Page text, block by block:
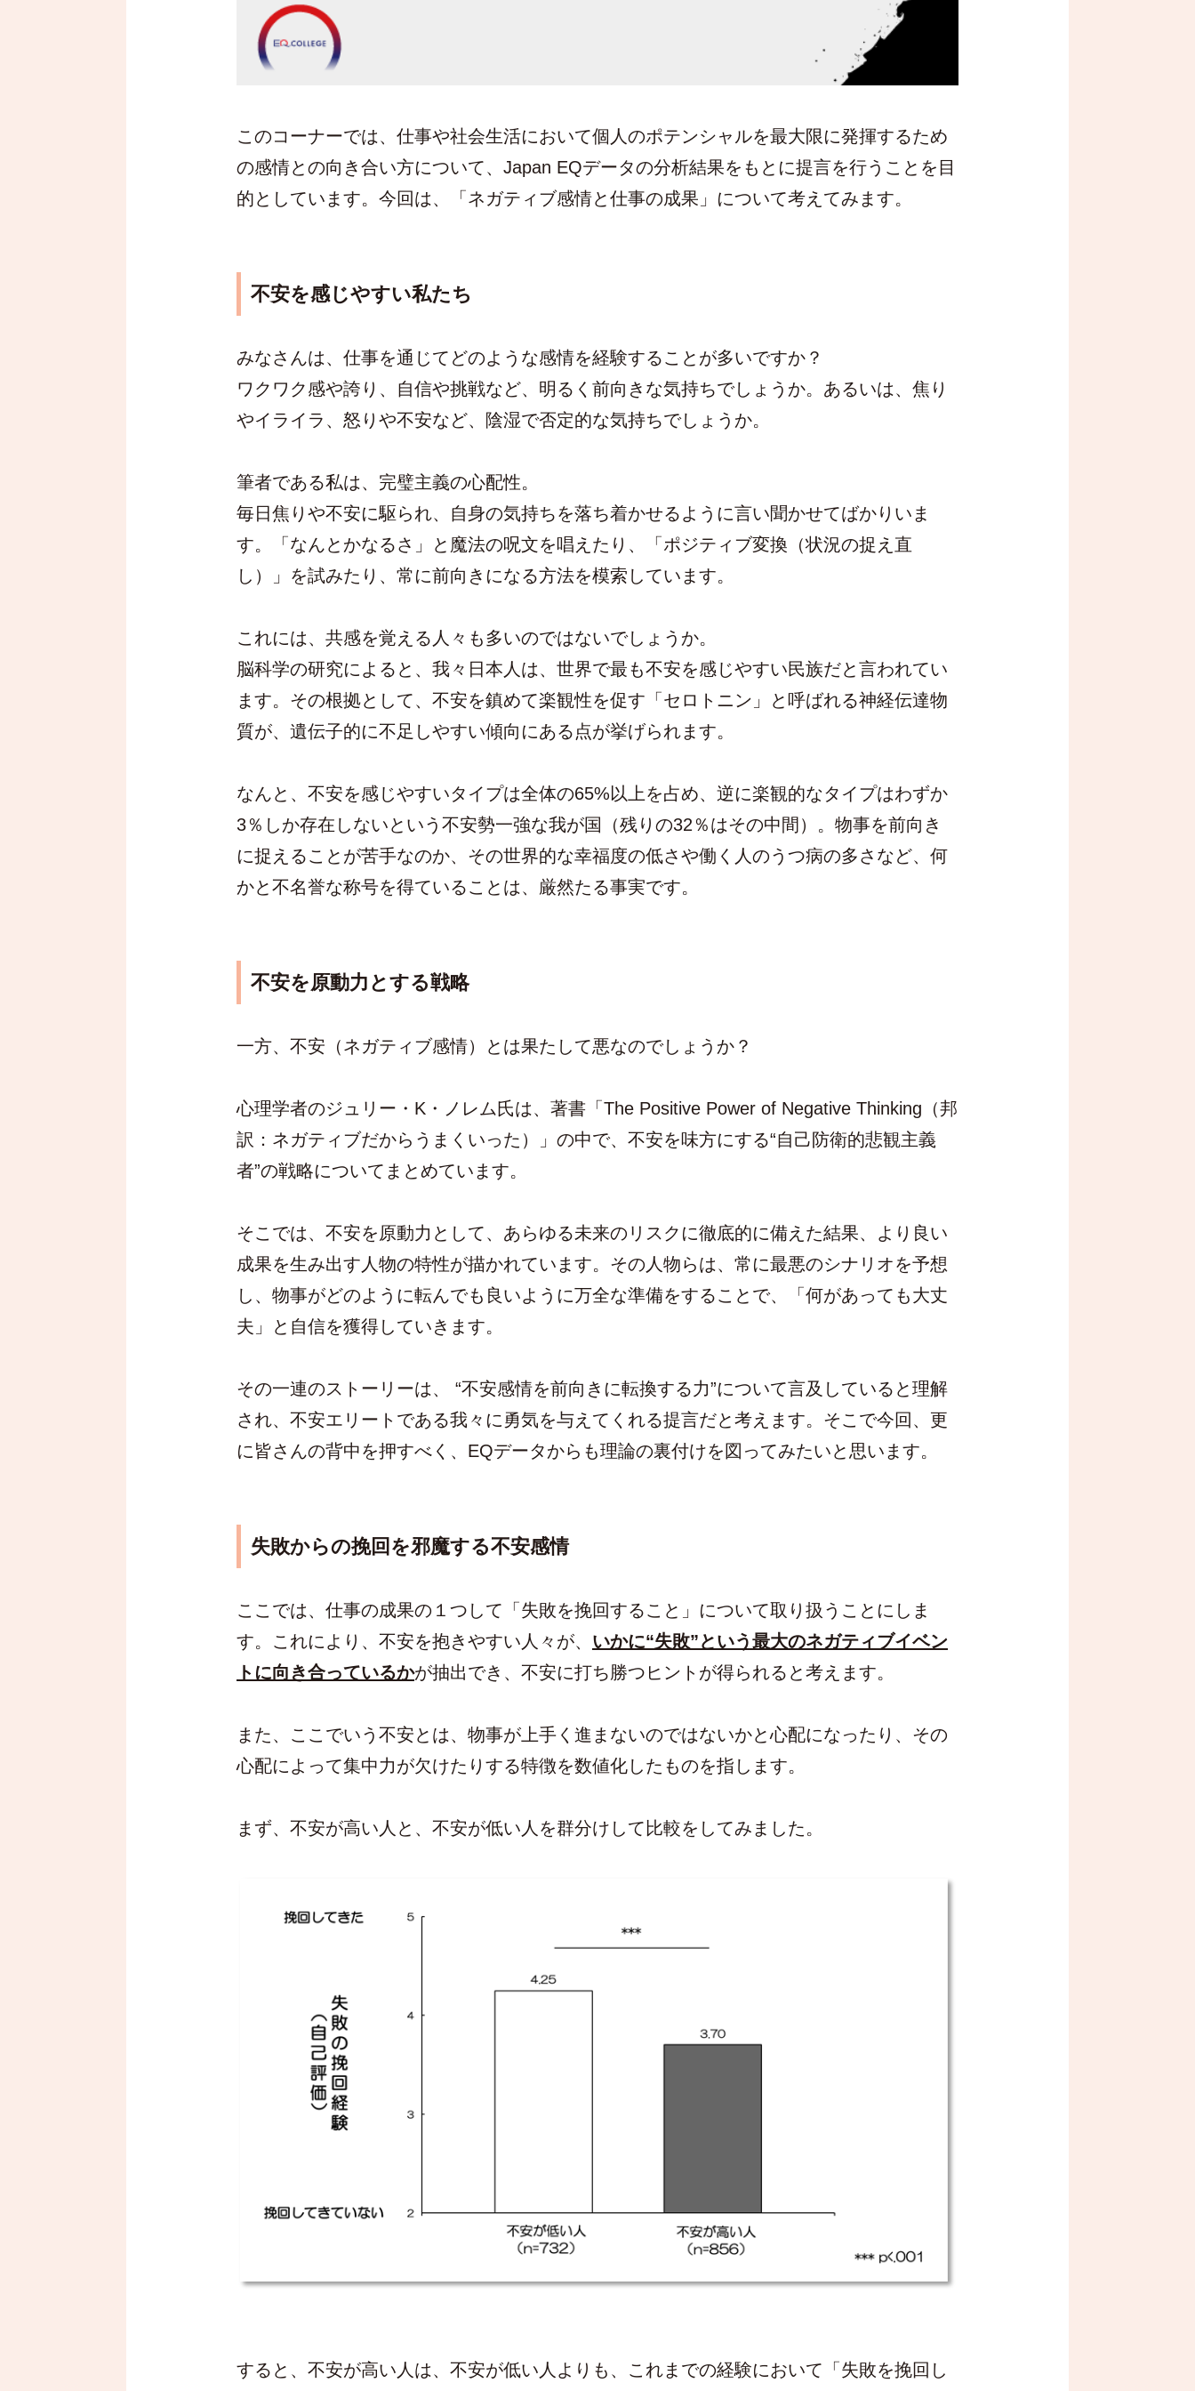
このコーナーでは、仕事や社会生活において個人のポテンシャルを最大限に発揮するため
の感情との向き合い方について、Japan EQデータの分析結果をもとに提言を行うことを目
的としています。今回は、「ネガティブ感情と仕事の成果」について考えてみます。
不安を感じやすい私たち
みなさんは、仕事を通じてどのような感情を経験することが多いですか？
ワクワク感や誇り、自信や挑戦など、明るく前向きな気持ちでしょうか。あるいは、焦り
やイライラ、怒りや不安など、陰湿で否定的な気持ちでしょうか。
筆者である私は、完璧主義の心配性。
毎日焦りや不安に駆られ、自身の気持ちを落ち着かせるように言い聞かせてばかりいま
す。「なんとかなるさ」と魔法の呪文を唱えたり、「ポジティブ変換（状況の捉え直
し）」を試みたり、常に前向きになる方法を模索しています。
これには、共感を覚える人々も多いのではないでしょうか。
脳科学の研究によると、我々日本人は、世界で最も不安を感じやすい民族だと言われてい
ます。その根拠として、不安を鎮めて楽観性を促す「セロトニン」と呼ばれる神経伝達物
質が、遺伝子的に不足しやすい傾向にある点が挙げられます。
なんと、不安を感じやすいタイプは全体の65%以上を占め、逆に楽観的なタイプはわずか
3％しか存在しないという不安勢一強な我が国（残りの32％はその中間）。物事を前向き
に捉えることが苦手なのか、その世界的な幸福度の低さや働く人のうつ病の多さなど、何
かと不名誉な称号を得ていることは、厳然たる事実です。
不安を原動力とする戦略
一方、不安（ネガティブ感情）とは果たして悪なのでしょうか？
心理学者のジュリー・K・ノレム氏は、著書「The Positive Power of Negative Thinking（邦
訳：ネガティブだからうまくいった）」の中で、不安を味方にする“自己防衛的悲観主義
者”の戦略についてまとめています。
そこでは、不安を原動力として、あらゆる未来のリスクに徹底的に備えた結果、より良い
成果を生み出す人物の特性が描かれています。その人物らは、常に最悪のシナリオを予想
し、物事がどのように転んでも良いように万全な準備をすることで、「何があっても大丈
夫」と自信を獲得していきます。
その一連のストーリーは、 “不安感情を前向きに転換する力”について言及していると理解
され、不安エリートである我々に勇気を与えてくれる提言だと考えます。そこで今回、更
に皆さんの背中を押すべく、EQデータからも理論の裏付けを図ってみたいと思います。
失敗からの挽回を邪魔する不安感情
ここでは、仕事の成果の１つして「失敗を挽回すること」について取り扱うことにしま
す。これにより、不安を抱きやすい人々が、 いかに“失敗”という最大のネガティブイベン
トに向き合っているかが抽出でき、不安に打ち勝つヒントが得られると考えます。
また、ここでいう不安とは、物事が上手く進まないのではないかと心配になったり、その
心配によって集中力が欠けたりする特徴を数値化したものを指します。
まず、不安が高い人と、不安が低い人を群分けして比較をしてみました。
すると、不安が高い人は、不安が低い人よりも、これまでの経験において「失敗を挽回し